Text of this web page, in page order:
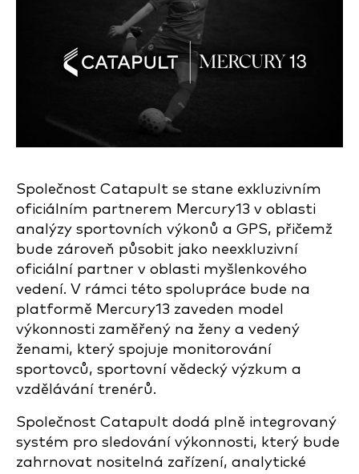
Společnost Catapult se stane exkluzivním
oficiálním partnerem Mercury13 v oblasti
analýzy sportovních výkonů a GPS, přičemž
bude zároveň působit jako neexkluzivní
oficiální partner v oblasti myšlenkového
vedení. V rámci této spolupráce bude na
platformě Mercury13 zaveden model
výkonnosti zaměřený na ženy a vedený
ženami, který spojuje monitorování
sportovců, sportovní vědecký výzkum a
vzdělávání trenérů.
Společnost Catapult dodá plně integrovaný
systém pro sledování výkonnosti, který bude
zahrnovat nositelná zařízení, analytické